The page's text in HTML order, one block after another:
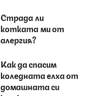
Страда ли
котката ми от
алергия?
Как да спасим
коледната елха от
домашната си